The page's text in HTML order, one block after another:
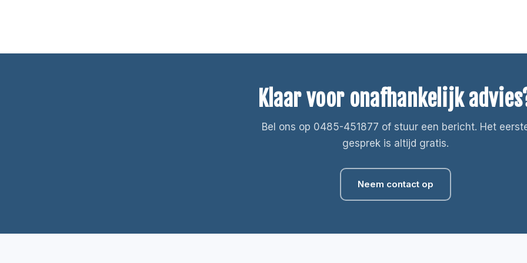
Klaar voor onafhankelijk
Bel ons op 0485-451877 of stuur een bericht. Het
gesprek is altijd gratis.
Neem contact op